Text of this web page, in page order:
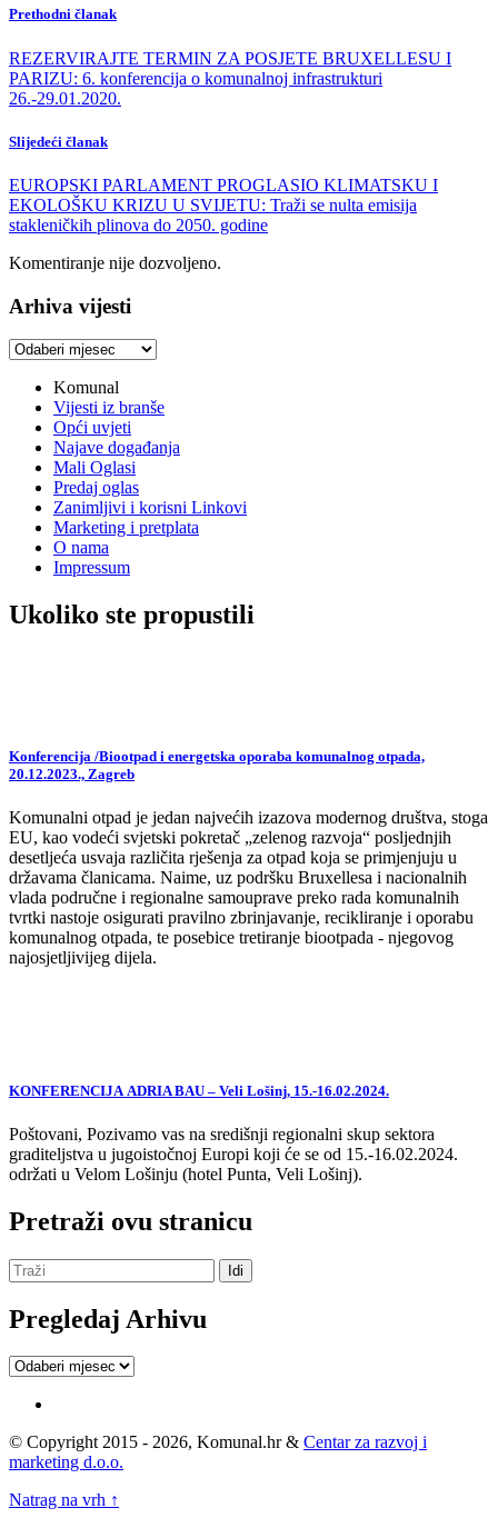
Prethodni članak
REZERVIRAJTE TERMIN ZA POSJETE BRUXELLESU I
PARIZU: 6. konferencija o komunalnoj infrastrukturi
26.-29.01.2020.
Slijedeći članak
EUROPSKI PARLAMENT PROGLASIO KLIMATSKU I
EKOLOŠKU KRIZU U SVIJETU: Traži se nulta emisija
stakleničkih plinova do 2050. godine
Komentiranje nije dozvoljeno.
Arhiva vijesti
Arhiva
Komunal
Vijesti iz branše
Opći uvjeti
Najave događanja
Mali Oglasi
Predaj oglas
Zanimljivi i korisni Linkovi
Marketing i pretplata
O nama
Impressum
Ukoliko ste propustili
Konferencija /Biootpad i energetska oporaba komunalnog otpada,
20.12.2023., Zagreb
Komunalni otpad je jedan najvećih izazova modernog društva, stoga
EU, kao vodeći svjetski pokretač „zelenog razvoja“ posljednjih
desetljeća usvaja različita rješenja za otpad koja se primjenjuju u
državama članicama. Naime, uz podršku Bruxellesa i nacionalnih
vlada područne i regionalne samouprave preko rada komunalnih
tvrtki nastoje osigurati pravilno zbrinjavanje, recikliranje i oporabu
komunalnog otpada, te posebice tretiranje biootpada - njegovog
najosjetljivijeg dijela.
KONFERENCIJA ADRIA BAU – Veli Lošinj, 15.-16.02.2024.
Poštovani, Pozivamo vas na središnji regionalni skup sektora
graditeljstva u jugoistočnoj Europi koji će se od 15.-16.02.2024.
održati u Velom Lošinju (hotel Punta, Veli Lošinj).
Pretraži ovu stranicu
Pregledaj Arhivu
Pregledaj
© Copyright 2015 - 2026, Komunal.hr & Centar za razvoj i
marketing d.o.o.
Natrag na vrh ↑